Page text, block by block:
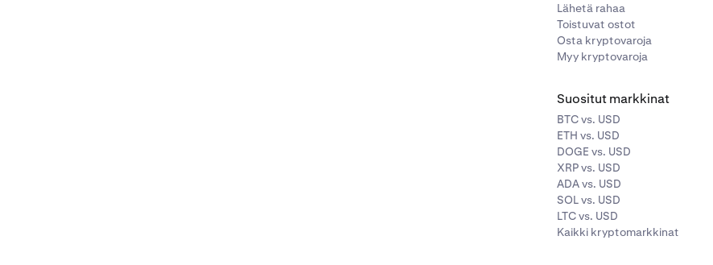
Lähetä rahaa
Toistuvat ostot
Osta kryptovaroja
Myy kryptovaroja
Suositut markkinat
BTC vs. USD
ETH vs. USD
DOGE vs. USD
XRP vs. USD
ADA vs. USD
SOL vs. USD
LTC vs. USD
Kaikki kryptomarkkinat